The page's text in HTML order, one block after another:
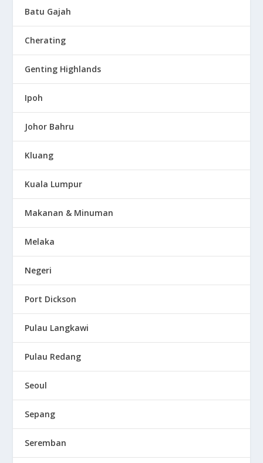
Batu Gajah
Cherating
Genting Highlands
Ipoh
Johor Bahru
Kluang
Kuala Lumpur
Makanan & Minuman
Melaka
Negeri
Port Dickson
Pulau Langkawi
Pulau Redang
Seoul
Sepang
Seremban